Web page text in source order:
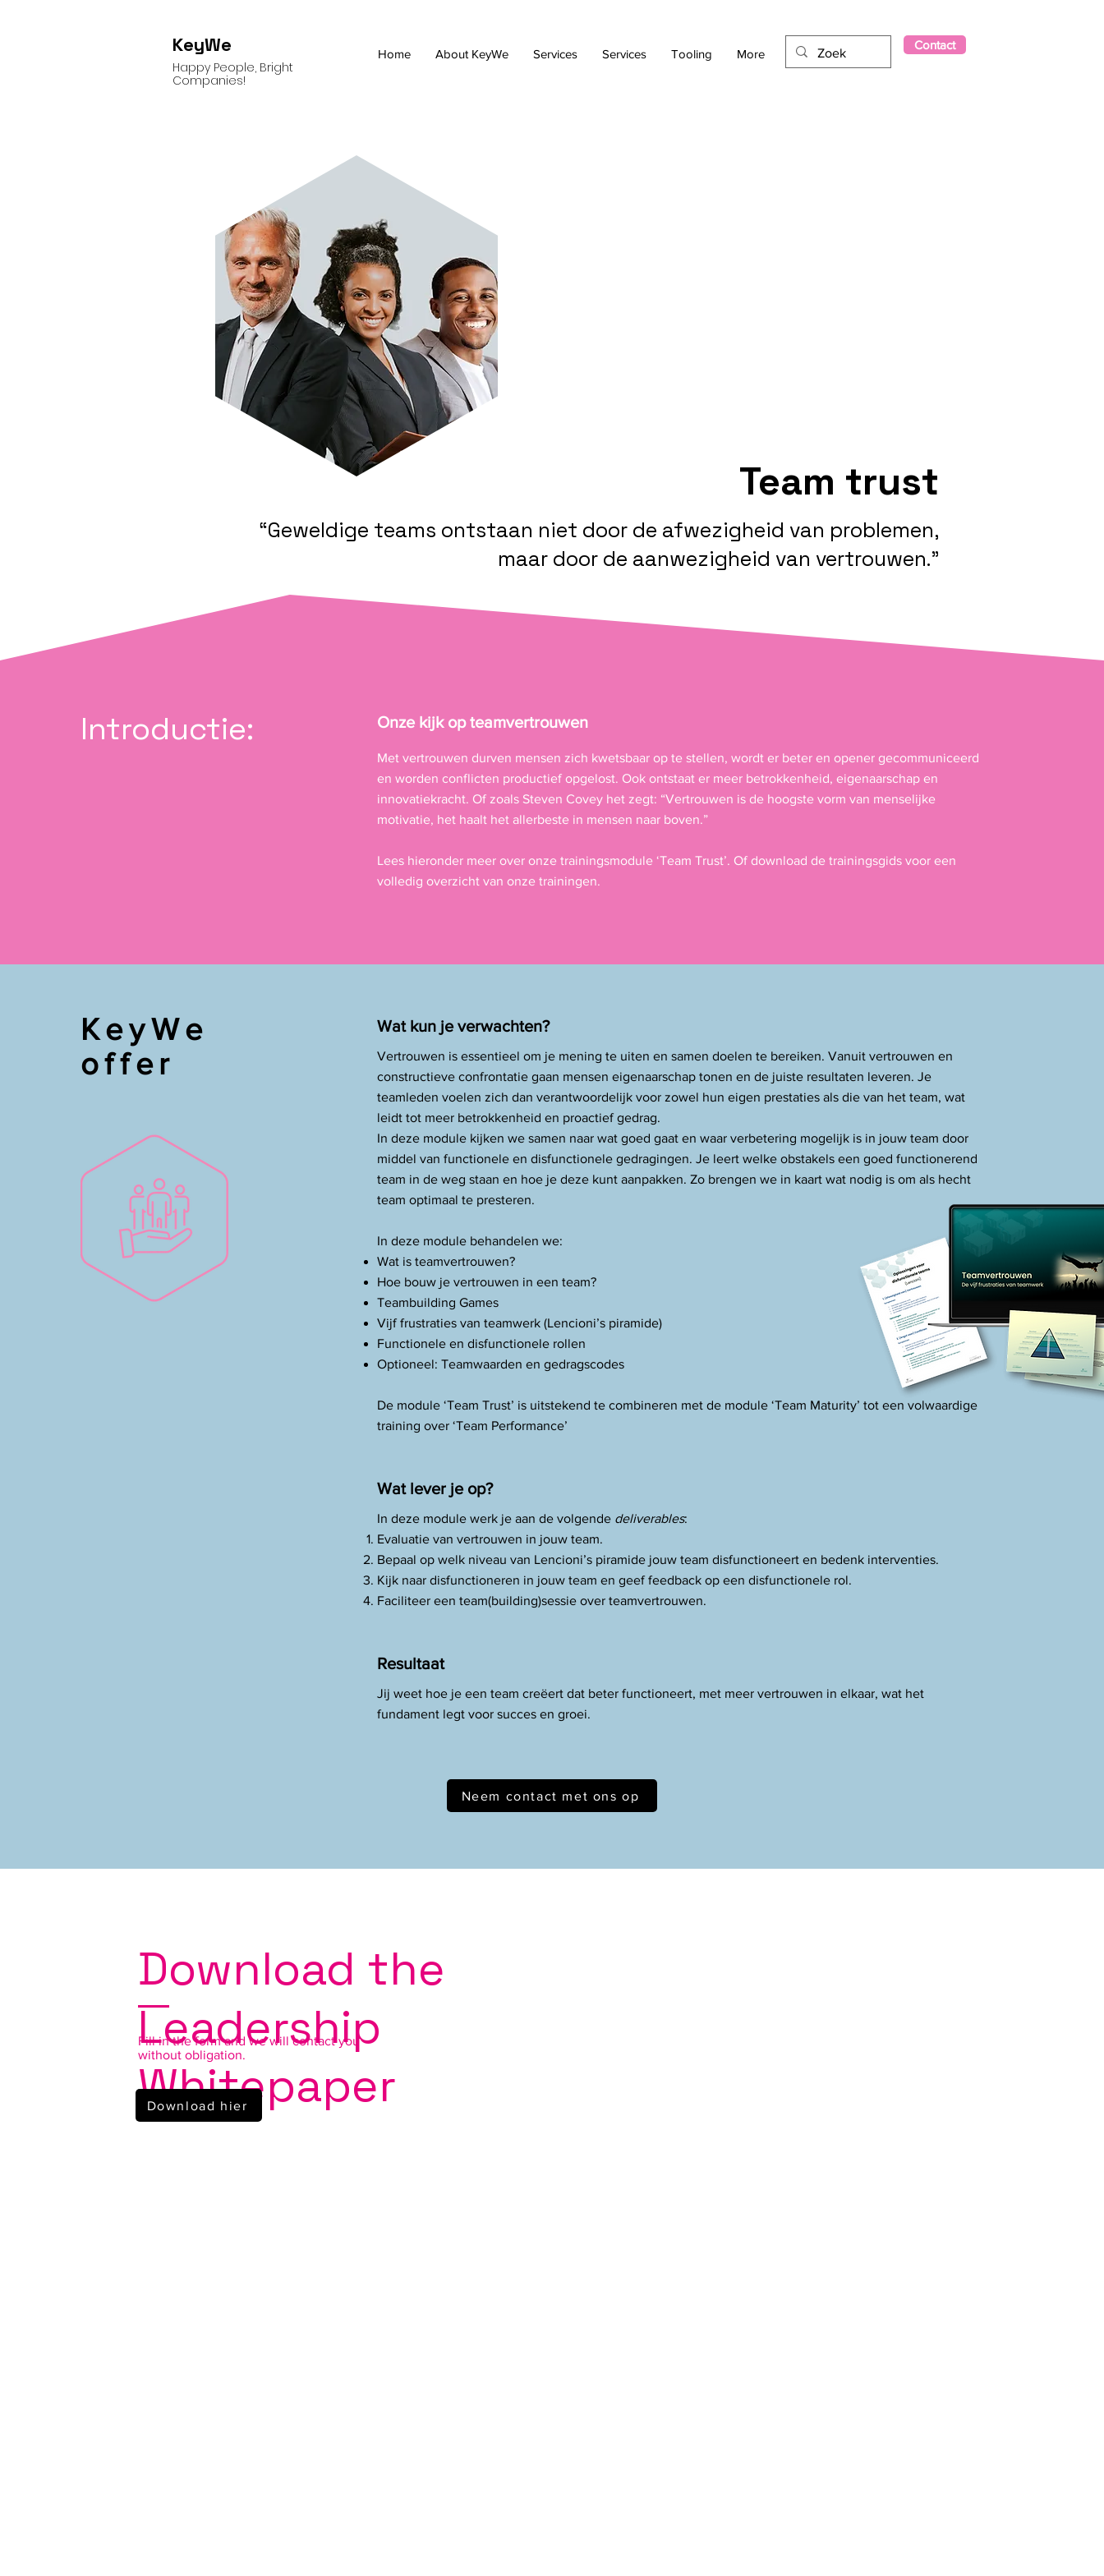
KeyWe
Happy People, Bright
Companies!
Home About KeyWe Services Services Tooling More
Contact
Team trust
“Geweldige teams ontstaan niet door de afwezigheid van problemen,
maar door de aanwezigheid van vertrouwen.”
Introductie: Onze kijk op teamvertrouwen
Met vertrouwen durven mensen zich kwetsbaar op te stellen, wordt er beter en opener gecommuniceerd
en worden conflicten productief opgelost. Ook ontstaat er meer betrokkenheid, eigenaarschap en
innovatiekracht. Of zoals Steven Covey het zegt: “Vertrouwen is de hoogste vorm van menselijke
motivatie, het haalt het allerbeste in mensen naar boven.”
Lees hieronder meer over onze trainingsmodule ‘Team Trust’. ​Of download de trainingsgids voor een
volledig overzicht van onze trainingen.
KeyWe
offer
Wat kun je verwachten?
Vertrouwen is essentieel om je mening te uiten en samen doelen te bereiken. Vanuit vertrouwen en
constructieve confrontatie gaan mensen eigenaarschap tonen en de juiste resultaten leveren. Je
teamleden voelen zich dan verantwoordelijk voor zowel hun eigen prestaties als die van het team, wat
leidt tot meer betrokkenheid en proactief gedrag.
In deze module kijken we samen naar wat goed gaat en waar verbetering mogelijk is in jouw team door
middel van functionele en disfunctionele gedragingen. Je leert welke obstakels een goed functionerend
team in de weg staan en hoe je deze kunt aanpakken. Zo brengen we in kaart wat nodig is om als hecht
team optimaal te presteren.
In deze module behandelen we:
Wat is teamvertrouwen?
Hoe bouw je vertrouwen in een team?
Teambuilding Games
Vijf frustraties van teamwerk (Lencioni’s piramide)
Functionele en disfunctionele rollen
Optioneel: Teamwaarden en gedragscodes
De module ‘Team Trust’ is uitstekend te combineren met de module ‘Team Maturity’ tot een volwaardige
training over ‘Team Performance’
Wat lever je op?
​In deze module werk je aan de volgende deliverables:
Evaluatie van vertrouwen in jouw team.
Bepaal op welk niveau van Lencioni’s piramide jouw team disfunctioneert en bedenk interventies.
Kijk naar disfunctioneren in jouw team en geef feedback op een disfunctionele rol.
Faciliteer een team(building)sessie over teamvertrouwen.
Resultaat
Jij weet hoe je een team creëert dat beter functioneert, met meer vertrouwen in elkaar, wat het
fundament legt voor succes en groei.
Neem contact met ons op
Download the
Leadership
Whitepaper
Fill in the form and we will contact you
without obligation.
Download hier